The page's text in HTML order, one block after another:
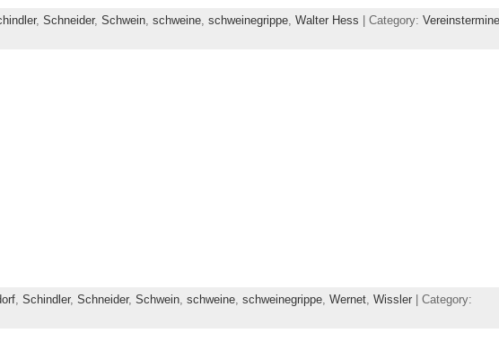
, Schneider, Schwein, schweine, schweinegrippe, Walter Hess | Category: Vereinstermine
, Schindler, Schneider, Schwein, schweine, schweinegrippe, Wernet, Wissler| Category: